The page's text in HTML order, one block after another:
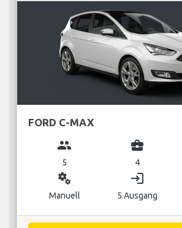
FORD C-MAX
group
5
business_center
4
miscellaneous_services
Manuell
login
5 Ausgang